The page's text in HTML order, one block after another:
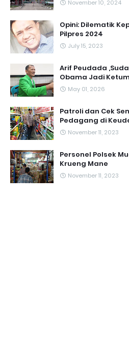
November 10, 2024
Opini: Dilematik
Pilpres 2024
July 15, 2023
Arif Peudada
Obama Jadi
May 01, 2026
Patroli dan Cek
Pedagang di
November 11, 2023
Personel Polsek
Krueng Mane
November 11, 2023